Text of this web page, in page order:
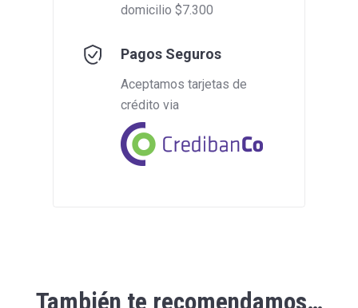
domicilio $7.300
Pagos Seguros
Aceptamos tarjetas de
crédito via